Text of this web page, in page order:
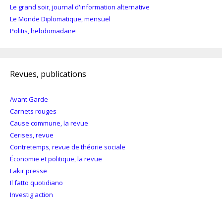
Le grand soir, journal d'information alternative
Le Monde Diplomatique, mensuel
Politis, hebdomadaire
Revues, publications
Avant Garde
Carnets rouges
Cause commune, la revue
Cerises, revue
Contretemps, revue de théorie sociale
Économie et politique, la revue
Fakir presse
Il fatto quotidiano
Investig'action